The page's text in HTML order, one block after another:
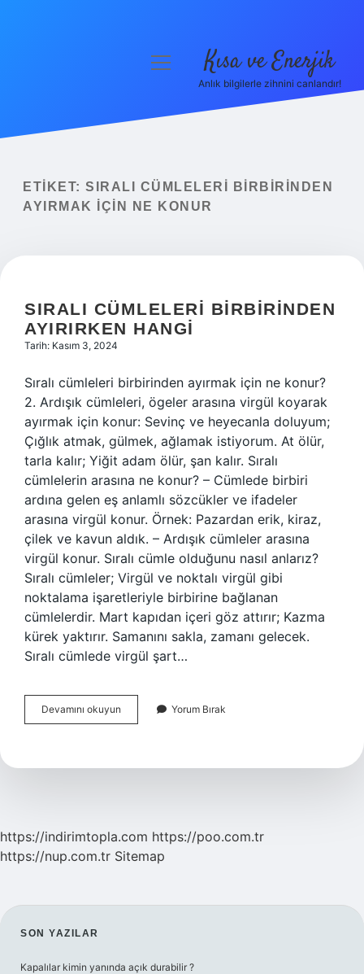
Yasal Uyarı
menüyü
Kısa ve Enerjik
Anlık bilgilerle zihnini canlandır!
ETIKET: SIRALI CÜMLELERI BIRBIRINDEN
AYIRMAK IÇIN NE KONUR
SIRALI CÜMLELERI BIRBIRINDEN
AYIRIRKEN HANGI
Tarih: Kasım 3, 2024
Sıralı cümleleri birbirinden ayırmak için ne konur?
2. Ardışık cümleleri, ögeler arasına virgül koyarak
ayırmak için konur: Sevinç ve heyecanla doluyum;
Çığlık atmak, gülmek, ağlamak istiyorum. At ölür,
tarla kalır; Yiğit adam ölür, şan kalır. Sıralı
cümlelerin arasına ne konur? – Cümlede birbiri
ardına gelen eş anlamlı sözcükler ve ifadeler
arasına virgül konur. Örnek: Pazardan erik, kiraz,
çilek ve kavun aldık. – Ardışık cümleler arasına
virgül konur. Sıralı cümle olduğunu nasıl anlarız?
Sıralı cümleler; Virgül ve noktalı virgül gibi
noktalama işaretleriyle birbirine bağlanan
cümlelerdir. Mart kapıdan içeri göz attırır; Kazma
kürek yaktırır. Samanını sakla, zamanı gelecek.
Sıralı cümlede virgül şart…
Devamını okuyun
Cümleleri
Hangi
Yorum Bırak
https://indirimtopla.com https://poo.com.tr
https://nup.com.tr Sitemap
SIDEBAR
SON YAZILAR
Kapalılar kimin yanında açık durabilir ?